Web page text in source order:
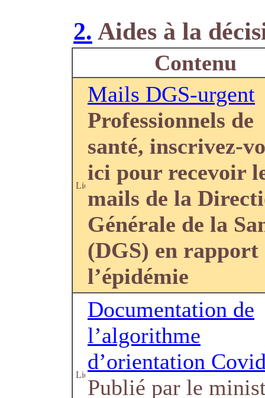
2. Aides à la
Contenu
Mails DGS-urgent
Professionnels de
santé, inscrivez-
ici pour recevoir
mails de la
Générale de la
(DGS) en rapport
l’épidémie
Documentation de
l’algorithme
d’orientation
Publié par le